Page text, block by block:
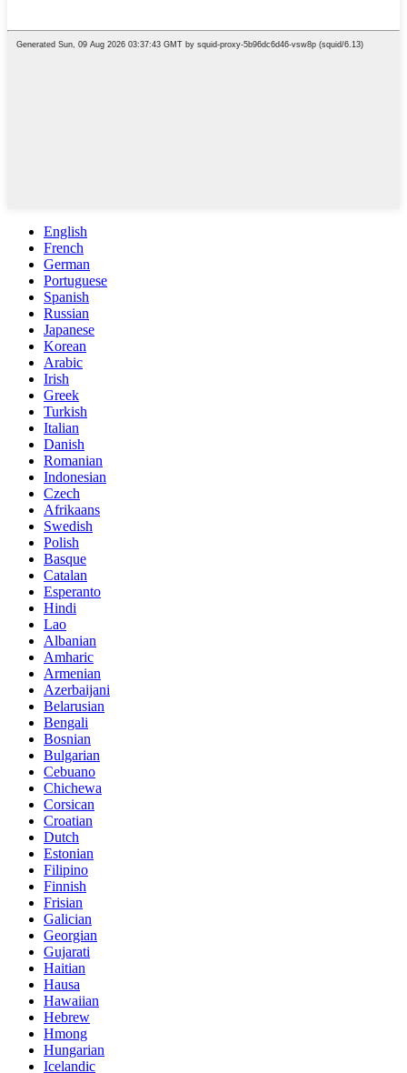
English
French
German
Portuguese
Spanish
Russian
Japanese
Korean
Arabic
Irish
Greek
Turkish
Italian
Danish
Romanian
Indonesian
Czech
Afrikaans
Swedish
Polish
Basque
Catalan
Esperanto
Hindi
Lao
Albanian
Amharic
Armenian
Azerbaijani
Belarusian
Bengali
Bosnian
Bulgarian
Cebuano
Chichewa
Corsican
Croatian
Dutch
Estonian
Filipino
Finnish
Frisian
Galician
Georgian
Gujarati
Haitian
Hausa
Hawaiian
Hebrew
Hmong
Hungarian
Icelandic